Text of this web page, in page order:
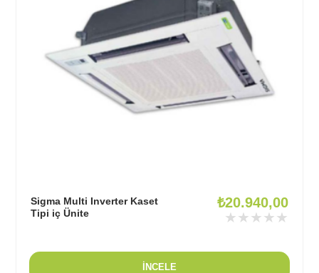
Sigma Multi Inverter Kaset
Tipi iç Ünite
₺20.940,00
★★★★★
İNCELE